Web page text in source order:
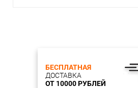
БЕСПЛАТНАЯ
ДОСТАВКА
ОТ 10000 РУБЛЕЙ